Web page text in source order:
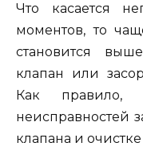
Что касается
моментов, то
становится
клапан или
Как правило,
неисправностей
клапана и